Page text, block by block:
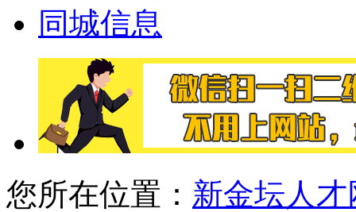
同城信息
您所在位置： 新金坛人才